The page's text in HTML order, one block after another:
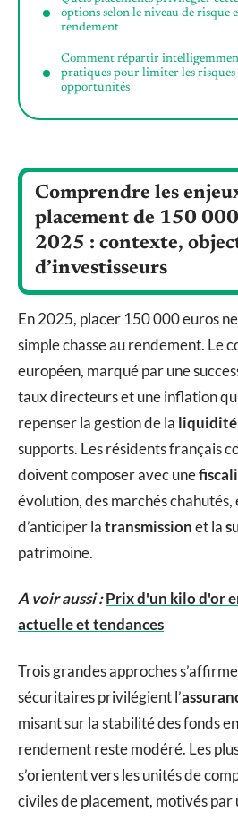
options selon le niveau de risque
rendement
Comment répartir
pratiques pour limiter les risques
opportunités
Comprendre les
placement de 150
2025 : contexte,
d’investisseurs
En 2025, placer 150 000 euros
simple chasse au rendement. Le
européen, marqué par une
taux directeurs et une inflation
repenser la gestion de la liquidité
supports. Les résidents français
doivent composer avec une
évolution, des marchés chahutés,
d’anticiper latransmissionet la
patrimoine.
A voir aussi :Prix d'un kilo d'or
actuelle et tendances
Trois grandes approches
sécuritaires privilégient l’
misant sur la stabilité des fonds
rendement reste modéré. Les
s’orientent vers les unités de
civiles de placement, motivés